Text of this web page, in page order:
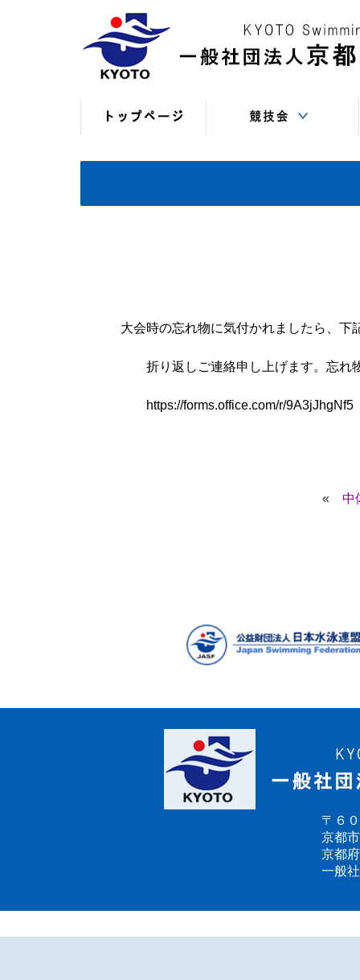
（現年度）
（過年度以前）
（申込・連絡事項等）
大会時の忘れ物に気付かれましたら、
折り返しご連絡申し上げます。忘れ
https://forms.office.com/r/9A3jJhgNf5
« 中
〒６
京都
京都
一般